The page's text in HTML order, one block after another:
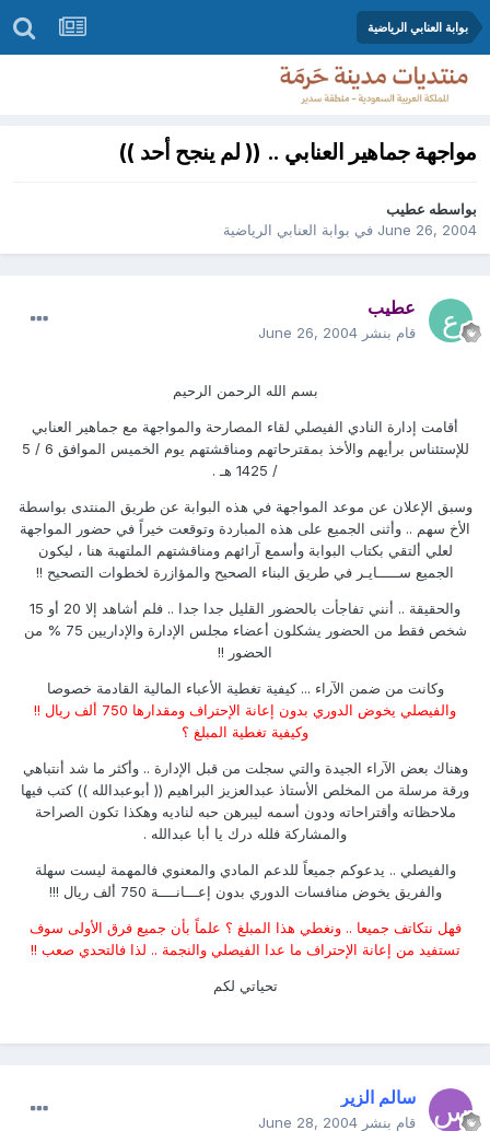
بوابة العنابي الرياضية
مواجهة جماهير العنابي .. (( لم ينجح أحد ))
بواسطه عطيب
June 26, 2004في بوابة العنابي الرياضية
عطيب
قام بنشر June 26, 2004
بسم الله الرحمن الرحيم
أقامت إدارة النادي الفيصلي لقاء المصارحة والمواجهة مع جماهير العنابي
للإستئناس برأيهم والأخذ بمقترحاتهم ومناقشتهم يوم الخميس الموافق 6 / 5
/ 1425 هـ .
وسبق الإعلان عن موعد المواجهة في هذه البوابة عن طريق المنتدى بواسطة
الأخ سهم .. وأثنى الجميع على هذه المباردة وتوقعت خيراً في حضور المواجهة
لعلي ألتقي بكتاب البوابة وأسمع آرائهم ومناقشتهم الملتهبة هنا ، ليكون
الجميع ســـــايـر في طريق البناء الصحيح والمؤازرة لخطوات التصحيح !!
والحقيقة .. أنني تفاجأت بالحضور القليل جدا جدا .. فلم أشاهد إلا 20 أو 15
شخص فقط من الحضور يشكلون أعضاء مجلس الإدارة والإداريين 75 % من
الحضور !!
وكانت من ضمن الآراء ... كيفية تغطية الأعباء المالية القادمة خصوصا
والفيصلي يخوض الدوري بدون إعانة الإحتراف ومقدارها 750 ألف ريال !!
وكيفية تغطية المبلغ ؟
وهناك بعض الآراء الجيدة والتي سجلت من قبل الإدارة .. وأكثر ما شد أنتباهي
ورقة مرسلة من المخلص الأستاذ عبدالعزيز البراهيم (( أبوعبدالله )) كتب فيها
ملاحظاته وأقتراحاته ودون أسمه ليبرهن حبه لناديه وهكذا تكون الصراحة
والمشاركة فلله درك يا أبا عبدالله .
والفيصلي .. يدعوكم جميعاً للدعم المادي والمعنوي فالمهمة ليست سهلة
والفريق يخوض منافسات الدوري بدون إعـــانــــة 750 ألف ريال !!!
فهل نتكاتف جميعا .. ونغطي هذا المبلغ ؟ علماً بأن جميع فرق الأولى سوف
تستفيد من إعانة الإحتراف ما عدا الفيصلي والنجمة .. لذا فالتحدي صعب !!
تحياتي لكم
سالم الزير
قام بنشر June 28, 2004